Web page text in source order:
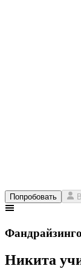
Попробовать
Никита